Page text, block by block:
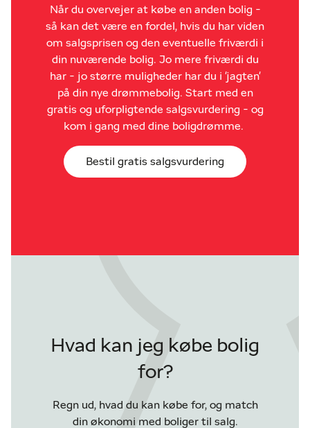
Når du overvejer at købe en anden bolig -
så kan det være en fordel, hvis du har viden
om salgsprisen og den eventuelle friværdi i
din nuværende bolig. Jo mere friværdi du
har - jo større muligheder har du i 'jagten'
på din nye drømmebolig. Start med en
gratis og uforpligtende salgsvurdering - og
kom i gang med dine boligdrømme.
Bestil gratis salgsvurdering
Hvad kan jeg købe bolig
for?
Regn ud, hvad du kan købe for, og match
din økonomi med boliger til salg.